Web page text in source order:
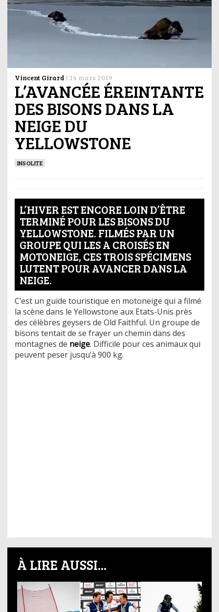
Vincent Girard | 14 mars 2019
L’AVANCÉE ÉREINTANTE
DES BISONS DANS LA
NEIGE DU
YELLOWSTONE
INSOLITE
L’HIVER EST ENCORE LOIN D’ÊTRE
TERMINÉ POUR LES BISONS DU
YELLOWSTONE. FILMÉS PAR UN
GROUPE QUI LES A CROISÉS EN
MOTONEIGE, CES TROIS SPÉCIMENS
LUTENT POUR AVANCER DANS LA
NEIGE.
C’est un guide touristique en motoneige qui a filmé
la scène dans le Yellowstone aux Etats-Unis près
des célèbres geysers de Old Faithful. Un groupe de
bisons tentait de se frayer un chemin dans des
montagnes de neige. Difficile pour ces animaux qui
peuvent peser jusqu’à 900 kg.
À LIRE AUSSI...